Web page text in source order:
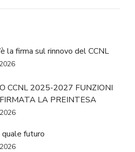
la firma sul rinnovo del CCNL
CCNL 2025-2027 FUNZIONI
LA PREINTESA
quale futuro